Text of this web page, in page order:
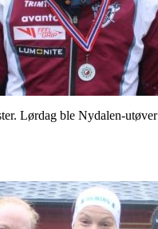
Lørdag ble Nydalen-